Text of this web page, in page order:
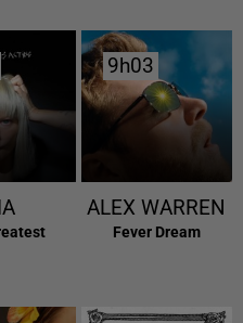
9h03
9h03
ALEX WARREN
Fever Dream